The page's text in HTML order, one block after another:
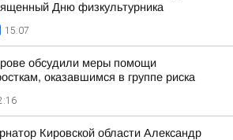
Дню физкультурника
15:07
обсудили меры помощи
оказавшимся в группе риска
Кировской области Александр